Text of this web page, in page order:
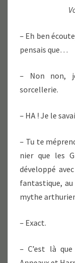
– Eh ben
pensais que…
– Non non,
sorcellerie.
– HA ! Je le
– Tu te
nier que les
développé
fantastique,
mythe
– Exact.
– C’est là